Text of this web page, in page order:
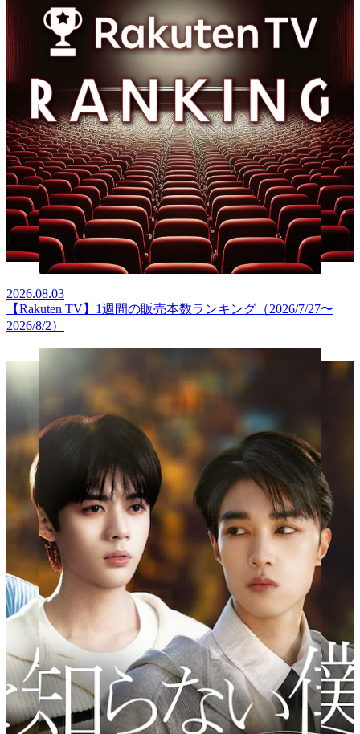
2026.08.03
【Rakuten TV】1週間の販売本数ランキング（2026/7/27〜
2026/8/2）